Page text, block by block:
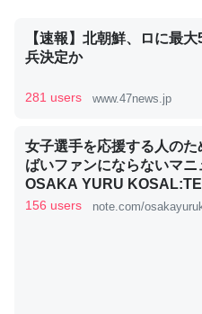
くらい。小説でいう「ずっ
ど、短期記憶というには多
昆虫ってカルシウム少ない
コオロギのカルシウム分は
─ニュース :: 【研究発表】昆虫
【速報】北朝鮮、ロに最
兵決定か
281 users www.47news.jp
女子選手を応援する人のた
ばいファンにならないマニ
OSAKA YURU
KITAMOTO
156 users note.com/